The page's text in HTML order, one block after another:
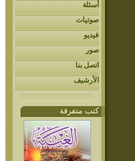
أسئلة
صوتيات
فيديو
صور
اتصل بنا
الأرشيف
كتب متفرقة